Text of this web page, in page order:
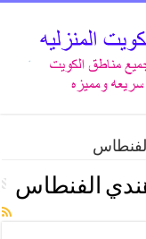
الفنطاس